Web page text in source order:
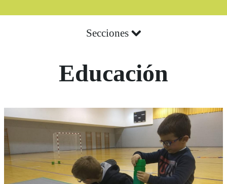
Secciones
Educación